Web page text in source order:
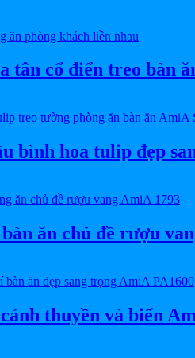
tân cổ điển treo bàn
bình hoa tulip đẹp
ăn chủ đề rượu
thuyền và biển